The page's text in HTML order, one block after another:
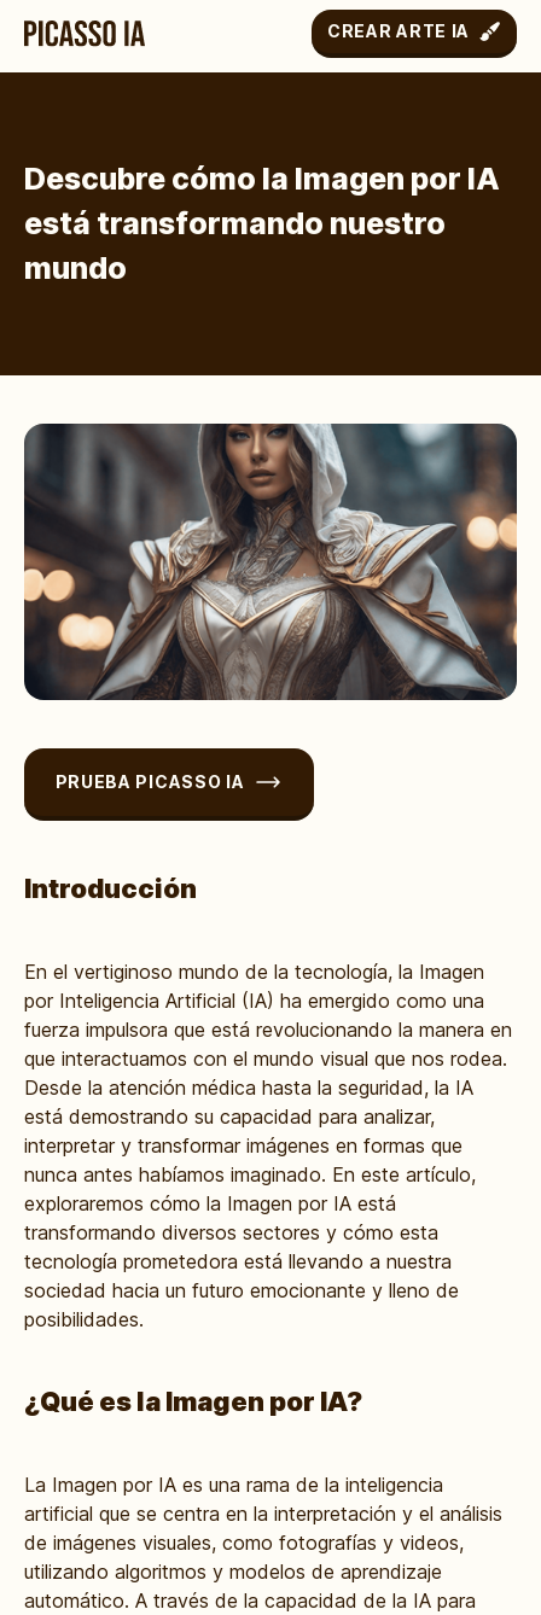
CREAR ARTE IA
Descubre cómo la Imagen por IA
está transformando nuestro
mundo
PRUEBA PICASSO IA
Introducción
En el vertiginoso mundo de la tecnología, la Imagen
por Inteligencia Artificial (IA) ha emergido como una
fuerza impulsora que está revolucionando la manera en
que interactuamos con el mundo visual que nos rodea.
Desde la atención médica hasta la seguridad, la IA
está demostrando su capacidad para analizar,
interpretar y transformar imágenes en formas que
nunca antes habíamos imaginado. En este artículo,
exploraremos cómo la Imagen por IA está
transformando diversos sectores y cómo esta
tecnología prometedora está llevando a nuestra
sociedad hacia un futuro emocionante y lleno de
posibilidades.
¿Qué es la Imagen por IA?
La Imagen por IA es una rama de la inteligencia
artificial que se centra en la interpretación y el análisis
de imágenes visuales, como fotografías y videos,
utilizando algoritmos y modelos de aprendizaje
automático. A través de la capacidad de la IA para